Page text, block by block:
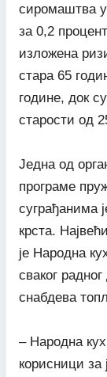
сиромаштва
за 0,2
изложена
стара 65
године, док
старости од
Једна од
програме
суграђанима
крста.
је Народна
сваког
снабдева
– Народна
корисници за